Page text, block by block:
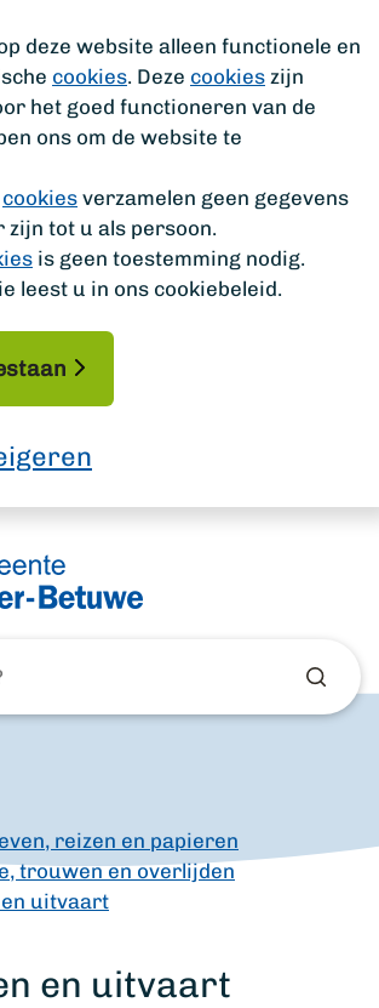
deze website alleen functionele en
cookies. Deze cookies zijn
het goed functioneren van de
ons om de website te
cookies verzamelen geen gegevens
zijn tot u als persoon.
is geen toestemming nodig.
leest u in ons cookiebeleid.
reizen en papieren
trouwen en overlijden
uitvaart
en uitvaart